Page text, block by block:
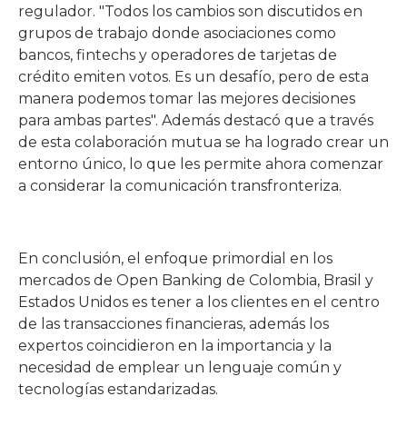
regulador. "Todos los cambios son discutidos en
grupos de trabajo donde asociaciones como
bancos, fintechs y operadores de tarjetas de
crédito emiten votos. Es un desafío, pero de esta
manera podemos tomar las mejores decisiones
para ambas partes". Además destacó que a través
de esta colaboración mutua se ha logrado crear un
entorno único, lo que les permite ahora comenzar
a considerar la comunicación transfronteriza.
En conclusión, el enfoque primordial en los
mercados de Open Banking de Colombia, Brasil y
Estados Unidos es tener a los clientes en el centro
de las transacciones financieras, además los
expertos coincidieron en la importancia y la
necesidad de emplear un lenguaje común y
tecnologías estandarizadas.